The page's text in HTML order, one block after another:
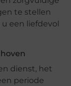
te stellen
een liefdevol
dienst, het
periode